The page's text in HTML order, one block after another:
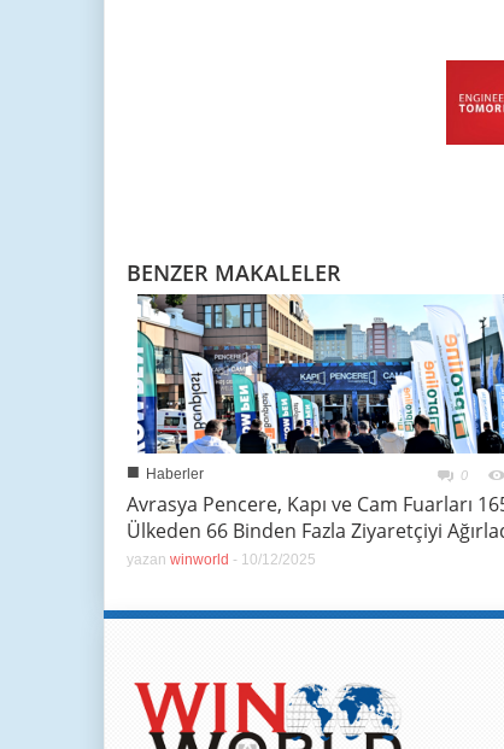
BENZER MAKALELER
■ Haberler 0
Avrasya Pencere, Kapı ve Cam Fuarları
Ülkeden 66 Binden Fazla Ziyaretçiyi
yazan winworld - 10/12/2025